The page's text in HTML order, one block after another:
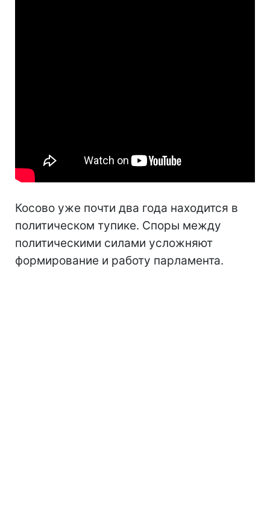
Косово уже почти два года находится в
политическом тупике. Споры между
политическими силами усложняют
формирование и работу парламента.